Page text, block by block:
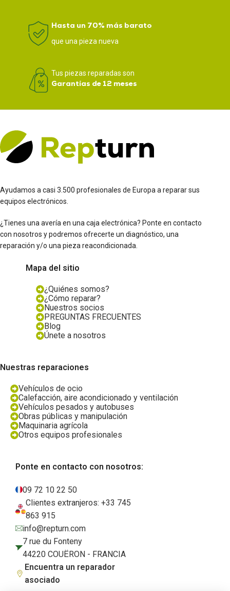
Hasta un 70% más barato
que una pieza nueva
Tus piezas reparadas son
Garantías de 12 meses
Ayudamos a casi 3.500 profesionales de Europa a reparar sus
equipos electrónicos.
¿Tienes una avería en una caja electrónica? Ponte en contacto
con nosotros y podremos ofrecerte un diagnóstico, una
reparación y/o una pieza reacondicionada.
Mapa del sitio
¿Quiénes somos?
¿Cómo reparar?
Nuestros socios
PREGUNTAS FRECUENTES
Blog
Únete a nosotros
Nuestras reparaciones
Vehículos de ocio
Calefacción, aire acondicionado y ventilación
Vehículos pesados y autobuses
Obras públicas y manipulación
Maquinaria agrícola
Otros equipos profesionales
Ponte en contacto con nosotros:
09 72 10 22 50
Clientes extranjeros: +33 745
863 915
info@repturn.com
7 rue du Fonteny
44220 COUËRON - FRANCIA
Encuentra un reparador
asociado